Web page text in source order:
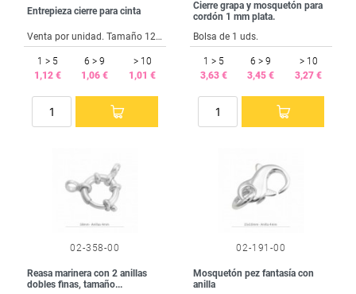
Entrepieza cierre para cinta
Venta por unidad. Tamaño 12x9 mm. Cinta de 10 mm.
1 > 5
1,12 €
6 > 9
1,06 €
> 10
1,01 €
Cierre grapa y mosquetón para
cordón 1 mm plata.
Bolsa de 1 uds.
1 > 5
3,63 €
6 > 9
3,45 €
> 10
3,27 €
02-358-00
Reasa marinera con 2 anillas
dobles finas, tamaño...
02-191-00
Mosquetón pez fantasía con
anilla